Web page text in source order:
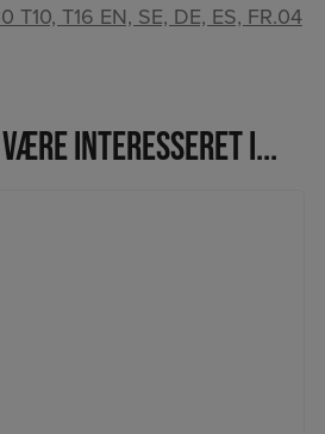
T16 EN, SE, DE, ES, FR.04
være interesseret i...